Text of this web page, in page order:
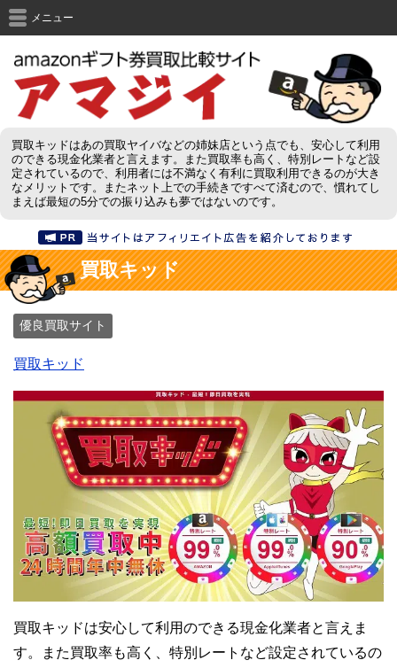
買取キッドはあの買取ヤイバなどの姉妹店という点でも、安心して利用
のできる現金化業者と言えます。また買取率も高く、特別レートなど設
定されているので、利用者には不満なく有利に買取利用できるのが大き
なメリットです。またネット上での手続きですべて済むので、慣れてし
まえば最短の5分での振り込みも夢ではないのです。
メニュー
買取キッド
優良買取サイト
買取キッド
買取キッドは安心して利用のできる現金化業者と言えま
す。また買取率も高く、特別レートなど設定されているの